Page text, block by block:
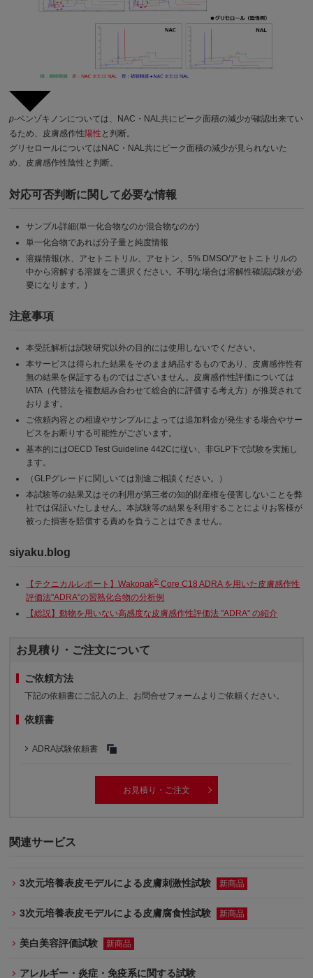
p-ベンゾキノンについては、NAC・NAL共にピーク面積の減少が確認出来てい
るため、皮膚感作性陽性 と判断。
グリセロールについてはNAC・NAL共にピーク面積の減少が見られないた
め、皮膚感作性陰性 と判断。
対応可否判断に関して必要な情報
サンプル詳細(単一化合物なのか混合物なのか)
単一化合物であれば分子量と純度情報
溶媒情報(水、アセトニトリル、アセトン、5% DMSO/アセトニトリルの
中から溶解する溶媒をご選択ください。不明な場合は溶解性確認試験が必
要になります。)
注意事項
本受託解析は試験研究以外の目的には使用しないでください。
本サービスは得られた結果をそのまま納品するものであり、皮膚感作性有
無の結果を保証するものではございません。皮膚感作性評価については
IATA（代替法を複数組み合わせて総合的に評価する考え方）が推奨されて
おります。
ご依頼内容との相違やサンプルによっては追加料金が発生する場合やサー
ビスをお断りする可能性がございます。
基本的にはOECD Test Guideline 442Cに従い、非GLP下で試験を実施し
ます。
（GLPグレードに関しいては別途ご相談ください。）
本試験等の結果又はその利用が第三者の知的財産権を侵害しないことを弊
社では保証いたしません。本試験等の結果を利用することによりお客様が
被った損害を賠償する責めを負うことはできません。
siyaku.blog
【テクニカルレポート】Wakopak®Core C18 ADRA を用いた皮膚感作性
評価法"ADRA"の習熟化合物の分析例
【総説】動物を用いない高感度な皮膚感作性評価法 "ADRA" の紹介
お見積り・ご注文について
ご依頼方法
下記の依頼書にご記入の上、お問合せフォームよりご依頼ください。
依頼書
ADRA試験依頼書
お見積り・ご注文
関連サービス
3次元培養表皮モデルによる皮膚刺激性試験 新商品
3次元培養表皮モデルによる皮膚腐食性試験 新商品
美白美容評価試験 新商品
アレルギー・炎症・免疫系に関する試験